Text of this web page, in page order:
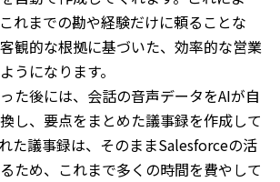
れまでの勘や経験だけに頼ることな
観的な根拠に基づいた、効率的な営業
うになります。
た後には、会話の音声データをAIが自
し、要点をまとめた議事録を作成して
た議事録は、そのままSalesforceの活
ため、これまで多くの時間を費やして